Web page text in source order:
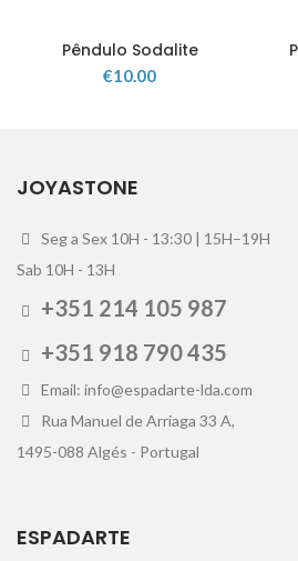
Pêndulo Sodalite
€10.00
JOYASTONE
Seg a Sex 10H - 13:30 | 15H–19H
Sab 10H - 13H
+351 214 105 987
+351 918 790 435
Email: info@espadarte-lda.com
Rua Manuel de Arriaga 33 A,
1495-088 Algés - Portugal
ESPADARTE